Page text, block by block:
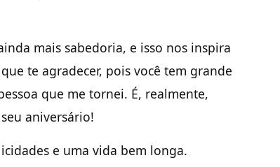
mais sabedoria, e isso nos inspira
te agradecer, pois você tem grande
que me tornei. É, realmente,
aniversário!
e uma vida bem longa.